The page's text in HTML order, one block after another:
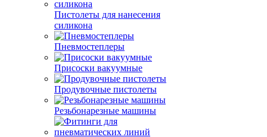
Пистолеты для нанесения
силикона
Пневмостеплеры
Присоски вакуумные
Продувочные пистолеты
Резьбонарезные машины